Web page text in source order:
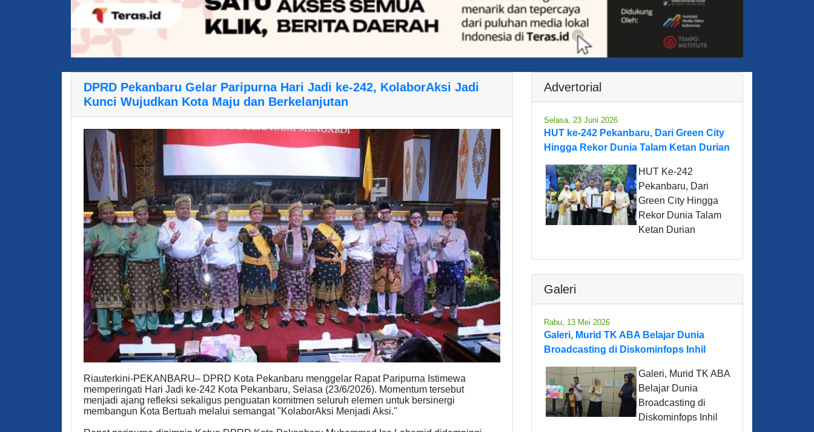
DPRD Pekanbaru Gelar Paripurna Hari Jadi ke-242, KolaborAksi Jadi
Kunci Wujudkan Kota Maju dan Berkelanjutan
Riauterkini-PEKANBARU– DPRD Kota Pekanbaru menggelar Rapat Paripurna Istimewa
memperingati Hari Jadi ke-242 Kota Pekanbaru, Selasa (23/6/2026). Momentum tersebut
menjadi ajang refleksi sekaligus penguatan komitmen seluruh elemen untuk bersinergi
membangun Kota Bertuah melalui semangat "KolaborAksi Menjadi Aksi."
Advertorial
Selasa, 23 Juni 2026
HUT ke-242 Pekanbaru, Dari Green City
Hingga Rekor Dunia Talam Ketan Durian
HUT Ke-242
Pekanbaru, Dari
Green City Hingga
Rekor Dunia Talam
Ketan Durian
Galeri
Rabu, 13 Mei 2026
Galeri, Murid TK ABA Belajar Dunia
Broadcasting di Diskominfops Inhil
Galeri, Murid TK ABA
Belajar Dunia
Broadcasting di
Diskominfops Inhil